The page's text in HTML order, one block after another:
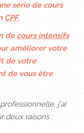
série de cours
CPF.
de cours intensifs
améliorer votre
de votre
de vous être
j’ai
deux raisons :